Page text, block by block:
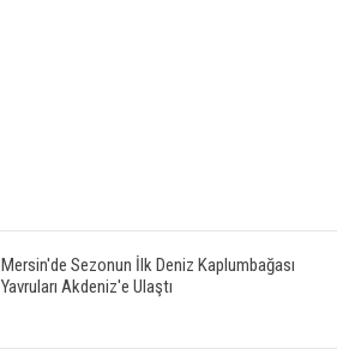
Mersin'de Sezonun İlk Deniz Kaplumbağası
Yavruları Akdeniz'e Ulaştı